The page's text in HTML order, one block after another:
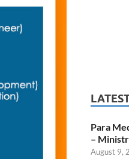
Para
–
August 9,